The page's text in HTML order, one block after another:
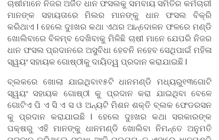
ଚାଷୀମାନେ ନିଜର ଅର୍ଜିତ ଧାନ ଫସଲକୁ ସମବାୟ ସମିତିର କର୍ମଚାରୀ
ମାନଙ୍କ ସହାୟତାରେ ମିଲର ମାନଙ୍କୁ ଧାନ ଫସଲ ବିକ୍ରି
କରିଥାଏ l ହେଲେ ଦୁଃଖର କଥା ଏଥର ଆନ୍ଦୋଳନ ଫଳରେ ମଣ୍ଡି
ଖୋଲିବାରେ ବିଳମ୍ବ ଦେଖିବାକୁ ମିଳିଛି ଚାଷୀ ମାନେ ଯେପରି ନିଜର
ଧାନ ଫସଲ ପ୍ରଦାନରେ ଅସୁବିଧା ହେବନି ନହେବ ସେଥିପାଇଁ ମହିଳା
ସ୍ୱୟଂ ସହାୟକ ଗୋଷ୍ଠୀକୁ ଦାୟିତ୍ୱ ପ୍ରଦାନ କରାଯାଇଛି l
ବ୍ଲକରେ ଖୋଲା ଯାଇଥିବା୧୫ଟି ଧାନମଣ୍ଡି ମଧ୍ୟରୁ୧୩ଗୋଟି
ସ୍ୱୟଂ ସହାୟକ ଗୋଷ୍ଠୀ କୁ ପ୍ରଦାନ କରା ଯାଇଥିବା ବେଳେ
ଗୋଟିଏ ପି ଏ ସି ଏ ସ ଓ ଅନ୍ୟଟି ମିଶନ ଶକ୍ତି ବ୍ଲକ ଫେଡରସନ
କୁ ପ୍ରଦାନ କରାଯାଇଛି l ହେଲେ ଦୁଃଖର କଥା ସରକାରଙ୍କ
ପକ୍ଷରୁ ଏହି ମାନଙ୍କୁ ଧାନମଣ୍ଡି ଖୋଲିବା ନିମନ୍ତେ ଅନୁମତି